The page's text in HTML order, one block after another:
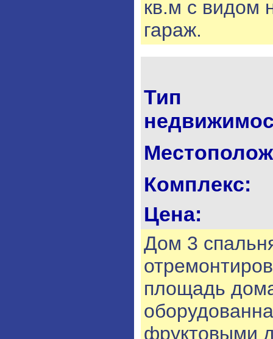
кв.м с видом
гараж.
Тип
Комплекс:
Цена:
Дом 3
площадь
фруктовыми